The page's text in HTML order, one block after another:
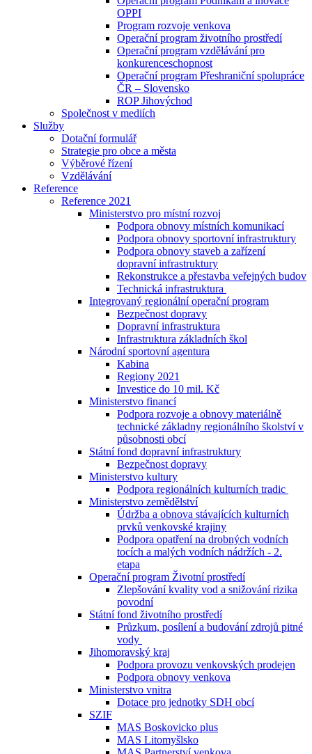
OPPI
Program rozvoje venkova
Operační program životního prostředí
Operační program vzdělávání pro
konkurenceschopnost
Operační program Přeshraniční spolupráce
ČR – Slovensko
ROP Jihovýchod
Společnost v mediích
Služby
Dotační formulář
Strategie pro obce a města
Výběrové řízení
Vzdělávání
Reference
Reference 2021
Ministerstvo pro místní rozvoj
Podpora obnovy místních komunikací
Podpora obnovy sportovní infrastruktury
Podpora obnovy staveb a zařízení
dopravní infrastruktury
Rekonstrukce a přestavba veřejných budov
Technická infrastruktura
Integrovaný regionální operační program
Bezpečnost dopravy
Dopravní infrastruktura
Infrastruktura základních škol
Národní sportovní agentura
Kabina
Regiony 2021
Investice do 10 mil. Kč
Ministerstvo financí
Podpora rozvoje a obnovy materiálně
technické základny regionálního školství v
působnosti obcí
Státní fond dopravní infrastruktury
Bezpečnost dopravy
Ministerstvo kultury
Podpora regionálních kulturních tradic
Ministerstvo zemědělství
Údržba a obnova stávajících kulturních
prvků venkovské krajiny
Podpora opatření na drobných vodních
tocích a malých vodních nádržích - 2.
etapa
Operační program Životní prostředí
Zlepšování kvality vod a snižování rizika
povodní
Státní fond životního prostředí
Průzkum, posílení a budování zdrojů pitné
vody
Jihomoravský kraj
Podpora provozu venkovských prodejen
Podpora obnovy venkova
Ministerstvo vnitra
Dotace pro jednotky SDH obcí
SZIF
MAS Boskovicko plus
MAS Litomyšlsko